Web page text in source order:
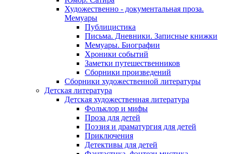
Художественно - документальная проза.
Мемуары
Публицистика
Письма. Дневники. Записные книжки
Мемуары. Биографии
Хроники событий
Заметки путешественников
Сборники произведений
Сборники художественной литературы
Детская литература
Детская художественная литература
Фольклор и мифы
Проза для детей
Поэзия и драматургия для детей
Приключения
Детективы для детей